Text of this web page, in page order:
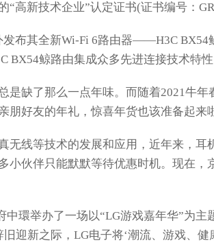
“高新技术企业”认定证书(证书编号：
布其全新Wi-Fi 6路由器——H3C BX54
BX54鲸路由集成众多先进连接技术特
缺了那么一点年味。而随着2021牛年
好友的年礼，惊喜年货也该准备起来
线等技术的发展和应用，近年来，耳
小伙伴只能默默等待优惠时机。现在，
環举办了一场以“LG游戏嘉年华”为主
迎新之际，LG电子将‘潮流、游戏、